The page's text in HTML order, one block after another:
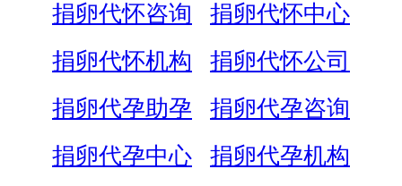
捐卵代怀咨询
捐卵代怀中心
捐卵代怀机构
捐卵代怀公司
捐卵代孕助孕
捐卵代孕咨询
捐卵代孕中心
捐卵代孕机构